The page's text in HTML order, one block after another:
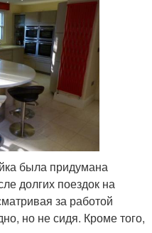
была придумана
долгих поездок на
за работой
но не сидя. Кроме того,